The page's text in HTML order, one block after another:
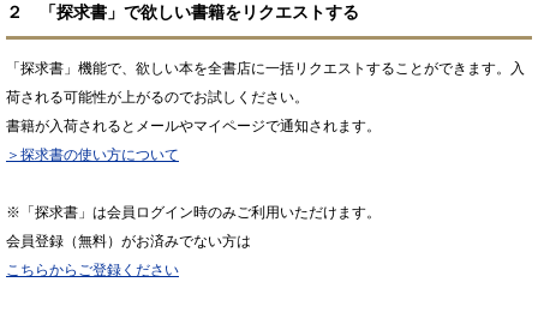
２ 「探求書」で欲しい書籍をリクエストする
「探求書」機能で、欲しい本を全書店に一括リクエストすることができます。入
荷される可能性が上がるのでお試しください。
書籍が入荷されるとメールやマイページで通知されます。
＞探求書の使い方について
※「探求書」は会員ログイン時のみご利用いただけます。
会員登録（無料）がお済みでない方は
こちらからご登録ください